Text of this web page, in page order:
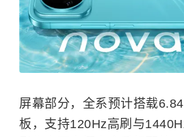
屏幕部分，全系预计搭载
板，支持120Hz高刷与